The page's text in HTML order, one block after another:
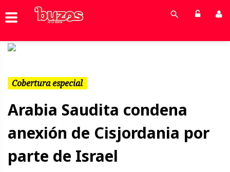
Cobertura especial
Arabia Saudita condena
anexión de Cisjordania por
parte de Israel